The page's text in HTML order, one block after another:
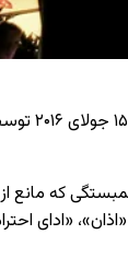
۱۵ جولای ۲۰۱۶
که مانع
«ادای